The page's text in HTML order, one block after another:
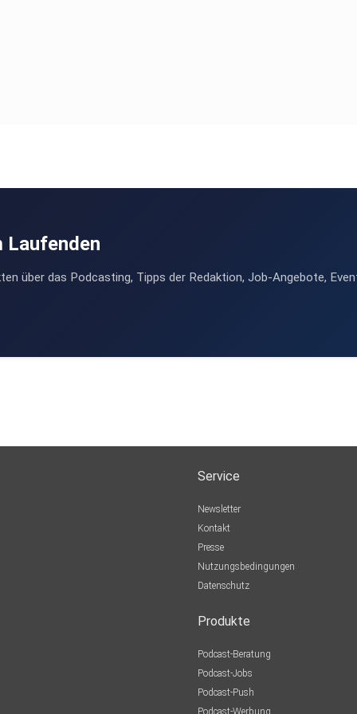
Laufenden
über das Podcasting, Tipps der Redaktion, Job-Angebote,
Service
Newsletter
Kontakt
Presse
Nutzungsbedingungen
Datenschutz
Produkte
Podcast-Beratung
Podcast-Jobs
Podcast-Push
Podcast-Werbung